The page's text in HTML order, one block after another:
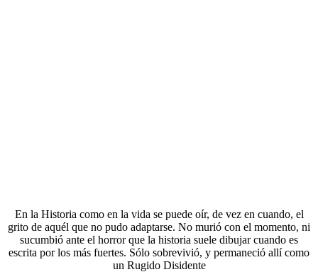
En la Historia como en la vida se puede oír, de vez en cuando, el
grito de aquél que no pudo adaptarse. No murió con el momento, ni
sucumbió ante el horror que la historia suele dibujar cuando es
escrita por los más fuertes. Sólo sobrevivió, y permaneció allí como
un Rugido Disidente